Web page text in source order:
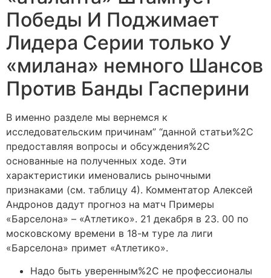
Победы И Поджимает
Лидера Серии только У
«милана» немного Шансов
Против Банды Гасперини
В именно разделе мы вернемся к
исследовательским причинам” “данной статьи%2C
предоставляя вопросы и обсуждения%2C
основанные на полученных ходе. Эти
характеристики именовались рыночными
признаками (см. таблицу 4). Комментатор Алексей
Андронов дадут прогноз на матч Примеры
«Барселона» – «Атлетико». 21 декабря в 23. 00 по
московскому времени в 18-м туре ла лиги
«Барселона» примет «Атлетико».
Надо быть уверенным%2C не профессионалы